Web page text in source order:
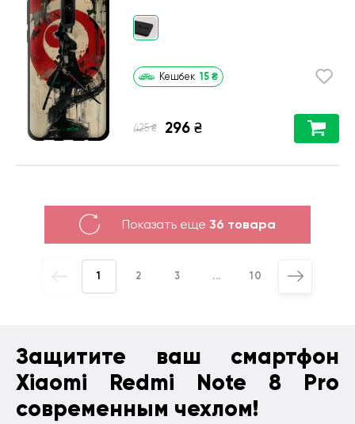
Защитите ваш смартфон
Xiaomi Redmi Note 8 Pro
современным чехлом!
Кешбек 15 ₴
425 ₴ 296 ₴
Показать еще 36 товара
1 2 3 ... 10